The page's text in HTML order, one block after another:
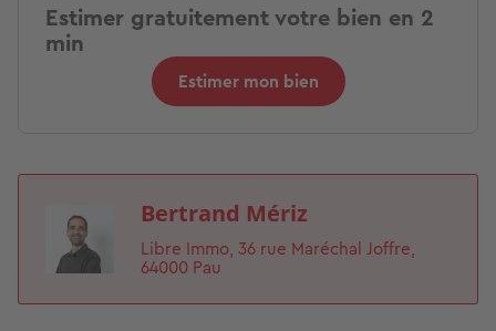
Estimer gratuitement votre bien en 2
min
Estimer mon bien
Image Bertrand Mériz
Libre Immo, 36 rue Maréchal Joffre,
64000 Pau